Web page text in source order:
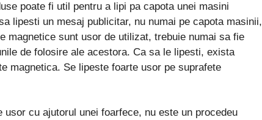
poate fi util pentru a lipi pa capota unei masini
lipesti un mesaj publicitar, nu numai pe capota masinii,
magnetice sunt usor de utilizat, trebuie numai sa fie
de folosire ale acestora. Ca sa le lipesti, exista
magnetica. Se lipeste foarte usor pe suprafete
cu ajutorul unei foarfece, nu este un procedeu